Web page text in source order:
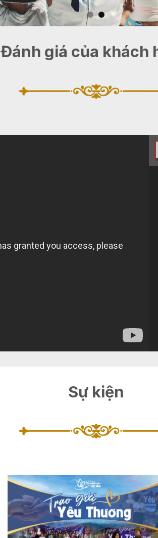
Đánh giá của khách
Sự kiện